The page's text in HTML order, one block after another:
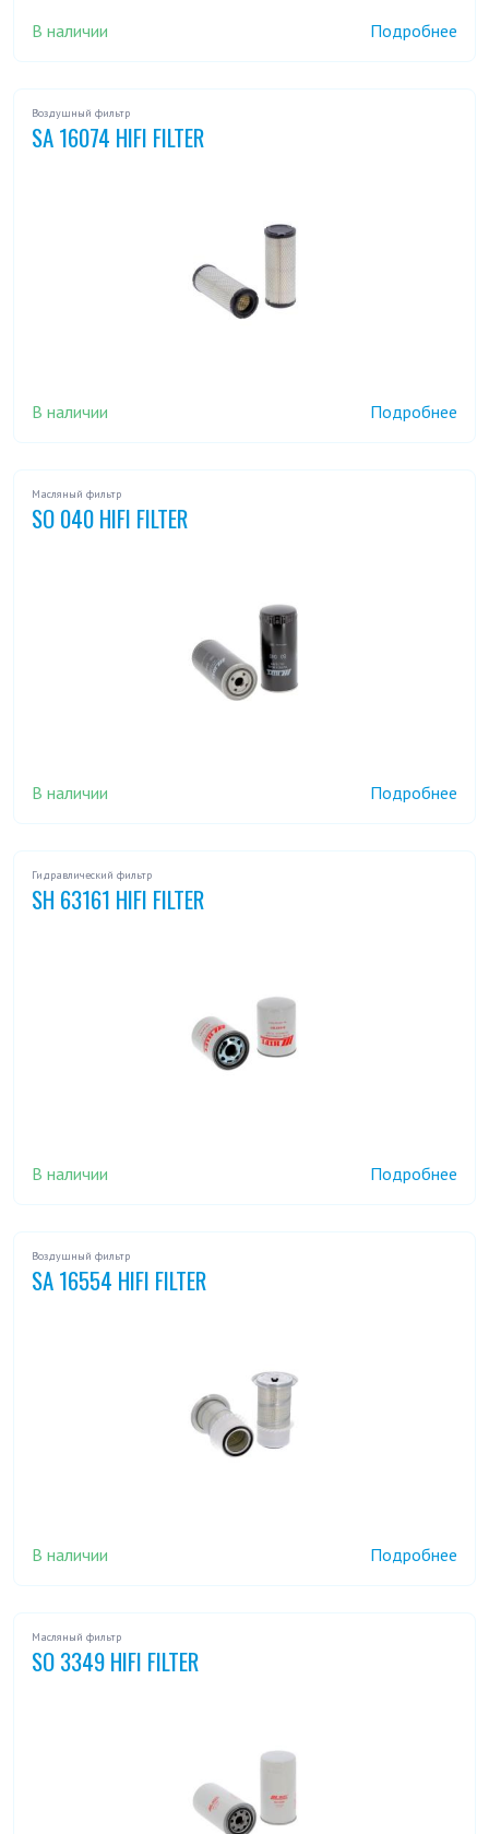
В наличии Подробнее
Воздушный фильтр
SA 16074 HIFI FILTER
В наличии Подробнее
Масляный фильтр
SO 040 HIFI FILTER
В наличии Подробнее
Гидравлический фильтр
SH 63161 HIFI FILTER
В наличии Подробнее
Воздушный фильтр
SA 16554 HIFI FILTER
В наличии Подробнее
Масляный фильтр
SO 3349 HIFI FILTER